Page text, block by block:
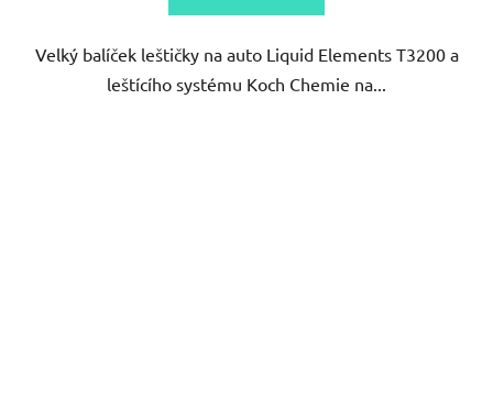
Velký balíček leštičky na auto Liquid Elements T3200 a
leštícího systému Koch Chemie na...